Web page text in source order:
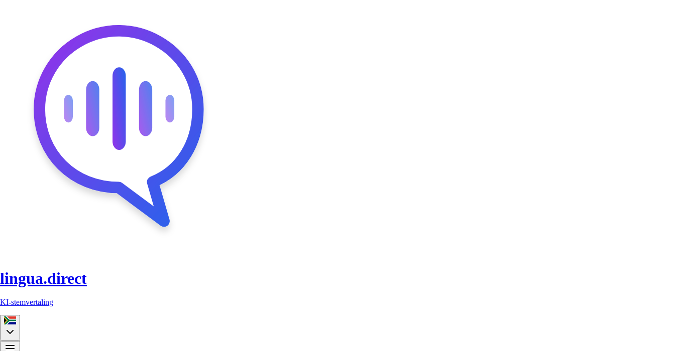
lingua.direct
KI-stemvertaling